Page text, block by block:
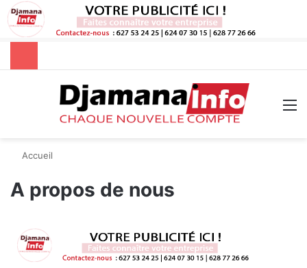
Rechercher
Accueil
A propos de nous